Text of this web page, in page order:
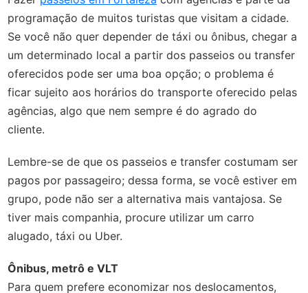
programação de muitos turistas que visitam a cidade.
Se você não quer depender de táxi ou ônibus, chegar a
um determinado local a partir dos passeios ou transfer
oferecidos pode ser uma boa opção; o problema é
ficar sujeito aos horários do transporte oferecido pelas
agências, algo que nem sempre é do agrado do
cliente.
Lembre-se de que os passeios e transfer costumam ser
pagos por passageiro; dessa forma, se você estiver em
grupo, pode não ser a alternativa mais vantajosa. Se
tiver mais companhia, procure utilizar um carro
alugado, táxi ou Uber.
Ônibus, metrô e VLT
Para quem prefere economizar nos deslocamentos,